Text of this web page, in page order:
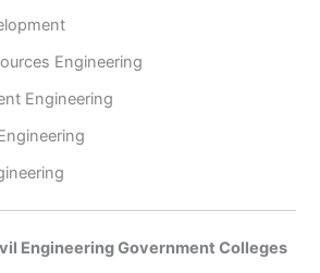
Engineering
Engineering
Engineering Government Colleges